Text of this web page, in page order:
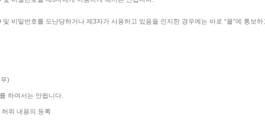
비밀번호를 도난당하거나 제3자가 사용하고 있음을 인지한 경우에는 바로 “몰”에 통보
)
하여서는 안됩니다.
위 내용의 등록